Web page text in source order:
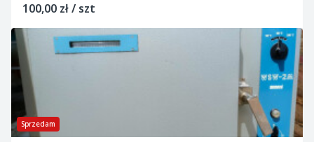
100,00 zł / szt
Sprzedam